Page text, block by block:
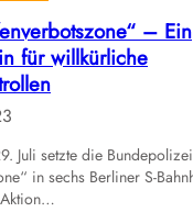
– Ein
für willkürliche
Juli setzte die
in sechs Berliner S-